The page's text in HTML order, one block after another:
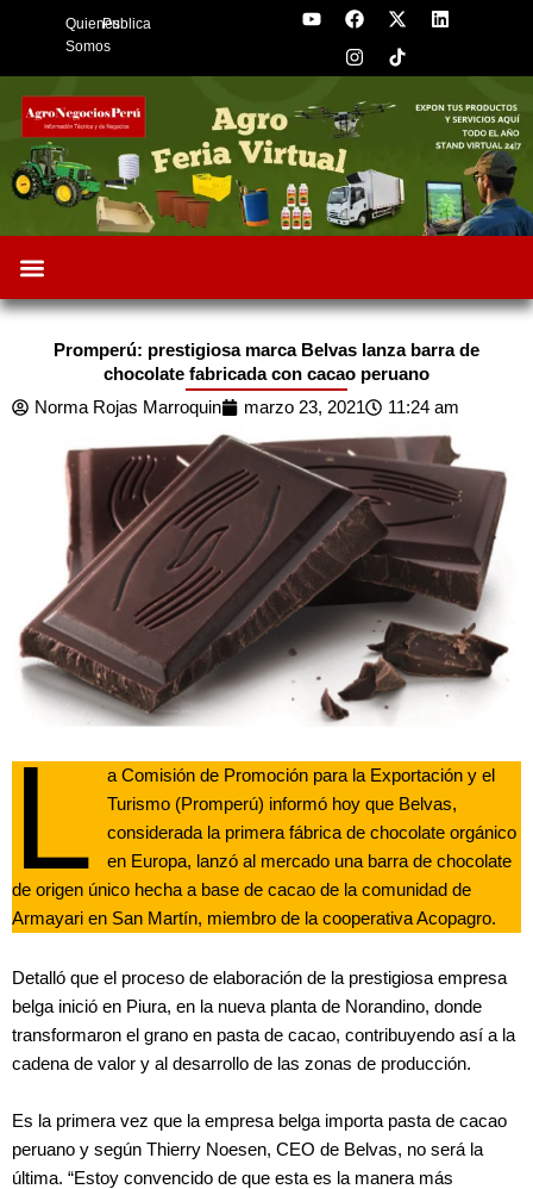
Quienes
Somos
Publica
Y
o
b
e
F
a
c
e
o
o
k
X
-
t
w
t
L
i
d
n
I
n
s
t
g
r
a
Promperú: prestigiosa marca Belvas lanza barra de
chocolate fabricada con cacao peruano
Norma Rojas Marroquin
marzo 23, 2021 11:24 am
L
a Comisión de Promoción para la Exportación y el
Turismo (Promperú) informó hoy que Belvas,
considerada la primera fábrica de chocolate orgánico
en Europa, lanzó al mercado una barra de chocolate
de origen único hecha a base de cacao de la comunidad de
Armayari en San Martín, miembro de la cooperativa Acopagro.
Detalló que el proceso de elaboración de la prestigiosa empresa
belga inició en Piura, en la nueva planta de Norandino, donde
transformaron el grano en pasta de cacao, contribuyendo así a la
cadena de valor y al desarrollo de las zonas de producción.
Es la primera vez que la empresa belga importa pasta de cacao
peruano y según Thierry Noesen, CEO de Belvas, no será la
última. “Estoy convencido de que esta es la manera más